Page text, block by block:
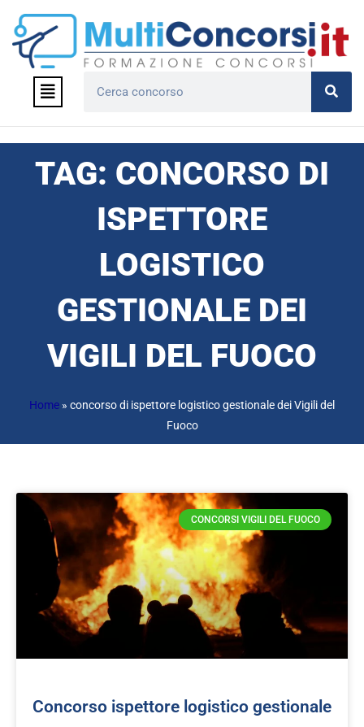
contenuto
Menu
TAG: CONCORSO DI
ISPETTORE
LOGISTICO
GESTIONALE DEI
VIGILI DEL FUOCO
Home » concorso di ispettore logistico gestionale dei Vigili del
Fuoco
CONCORSI VIGILI DEL FUOCO
Concorso ispettore logistico gestionale